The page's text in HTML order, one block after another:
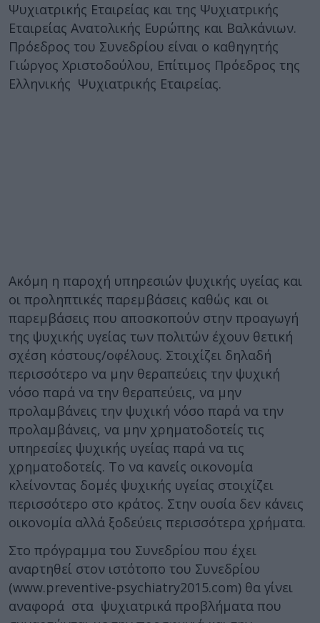
Ψυχιατρικής Εταιρείας και της Ψυχιατρικής
Εταιρείας Ανατολικής Ευρώπης και Βαλκάνιων.
Πρόεδρος του Συνεδρίου είναι ο καθηγητής
Γιώργος Χριστοδούλου, Επίτιμος Πρόεδρος της
Ελληνικής Ψυχιατρικής Εταιρείας.
Ακόμη η παροχή υπηρεσιών ψυχικής υγείας και
οι προληπτικές παρεμβάσεις καθώς και οι
παρεμβάσεις που αποσκοπούν στην προαγωγή
της ψυχικής υγείας των πολιτών έχουν θετική
σχέση κόστους/οφέλους. Στοιχίζει δηλαδή
περισσότερο να μην θεραπεύεις την ψυχική
νόσο παρά να την θεραπεύεις, να μην
προλαμβάνεις την ψυχική νόσο παρά να την
προλαμβάνεις, να μην χρηματοδοτείς τις
υπηρεσίες ψυχικής υγείας παρά να τις
χρηματοδοτείς. Το να κανείς οικονομία
κλείνοντας δομές ψυχικής υγείας στοιχίζει
περισσότερο στο κράτος. Στην ουσία δεν κάνεις
οικονομία αλλά ξοδεύεις περισσότερα χρήματα.
Στο πρόγραμμα του Συνεδρίου που έχει
αναρτηθεί στον ιστότοπο του Συνεδρίου
(www.preventive-psychiatry2015.com) θα γίνει
αναφορά στα ψυχιατρικά προβλήματα που